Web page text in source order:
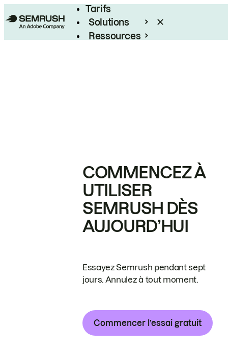
Tarifs
Solutions
Ressources
COMMENCEZ À
UTILISER
SEMRUSH DÈS
AUJOURD’HUI
Essayez Semrush pendant sept
jours. Annulez à tout moment.
Commencer l’essai gratuit